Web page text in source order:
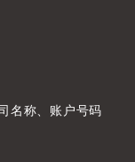
名称、账户号码